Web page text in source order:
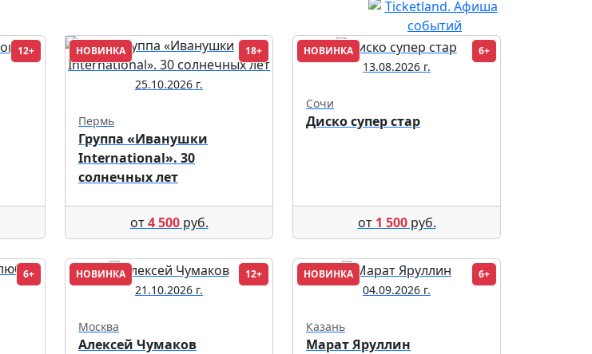
12+ НОВИНКА 18+
25.10.2026 г.
Пермь
Группа «Иванушки
International». 30
солнечных лет
от4 500руб.
НОВИНКА 6+
13.08.2026 г.
Сочи
Диско супер стар
от 1 500руб.
6+ НОВИНКА 12+
21.10.2026 г.
Москва
Алексей Чумаков
НОВИНКА 6+
04.09.2026 г.
Казань
Марат Яруллин